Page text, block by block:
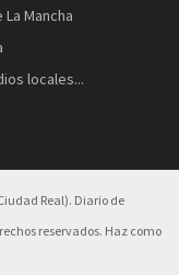
Mancha
locales...
Real). Diario de
reservados. Haz como